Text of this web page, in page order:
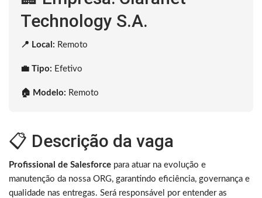
Technology S.A.
📍 Local: Remoto
💼 Tipo: Efetivo
🏠 Modelo: Remoto
📋 Descrição da vaga
Profissional de Salesforce para atuar na evolução e
manutenção da nossa ORG, garantindo eficiência, governança e
qualidade nas entregas. Será responsável por entender as